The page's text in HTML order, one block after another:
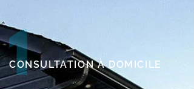
CONSULTATION À DOMICILE